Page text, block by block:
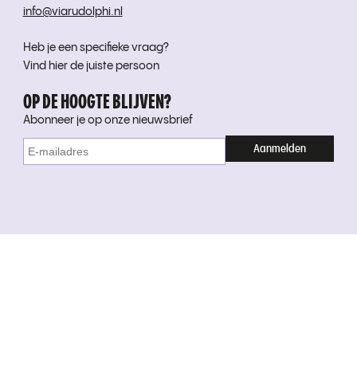
info@viarudolphi.nl
Heb je een specifieke vraag?
Vind hier de juiste persoon
OP DE HOOGTE BLIJVEN?
Abonneer je op onze nieuwsbrief